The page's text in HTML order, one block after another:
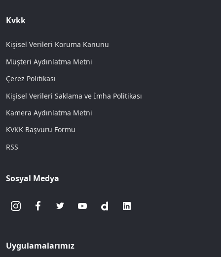
Kvkk
Kişisel Verileri Koruma Kanunu
Müşteri Aydınlatma Metni
Çerez Politikası
Kişisel Verileri Saklama ve İmha Politikası
Kamera Aydınlatma Metni
KVKK Başvuru Formu
RSS
Sosyal Medya
Uygulamalarımız